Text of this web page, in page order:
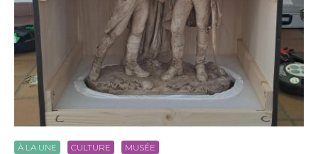
À LA UNE CULTURE MUSÉE